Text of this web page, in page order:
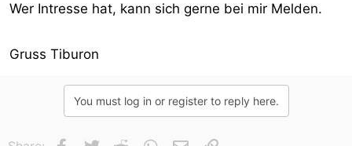
Wer Intresse hat, kann sich gerne bei mir Melden.
Gruss Tiburon
You must log in or register to reply here.